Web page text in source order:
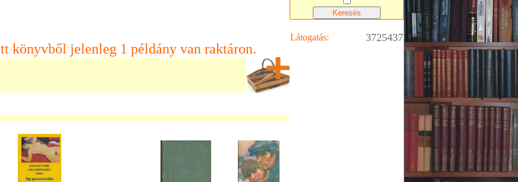
könyvből jelenleg 1 példány van raktáron.
Látogatás: 3725437